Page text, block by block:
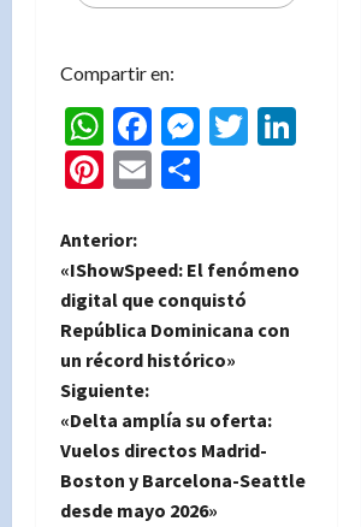
Compartir en:
WhatsApp
Facebook
Messenger
Twitter
Pinterest
Email
N
a
v
e
g
a
Anterior:
«IShowSpeed: El fenómeno
digital que conquistó
República Dominicana con
un récord histórico»
Siguiente:
«Delta amplía su oferta:
Vuelos directos Madrid-
Boston y Barcelona-Seattle
desde mayo 2026»